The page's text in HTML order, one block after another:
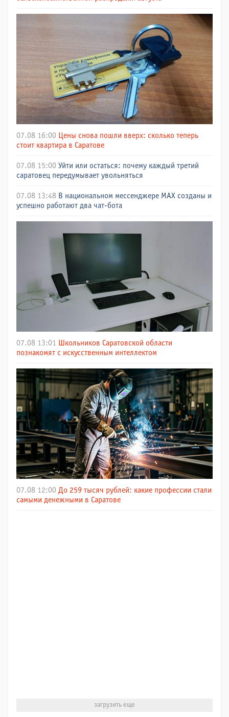
07.08 16:00 Цены снова пошли вверх: сколько теперь
стоит квартира в Саратове
07.08 15:00 Уйти или остаться: почему каждый третий
саратовец передумывает увольняться
07.08 13:48 В национальном мессенджере МАХ созданы и
успешно работают два чат-бота
07.08 13:01 Школьников Саратовской области
познакомят с искусственным интеллектом
07.08 12:00 До 259 тысяч рублей: какие профессии стали
самыми денежными в Саратове
загрузить еще